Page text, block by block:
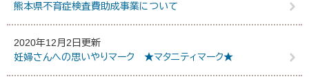
熊本県不育症検査費助成事業について
2020年12月2日更新
妊婦さんへの思いやりマーク ★マタニティマーク★